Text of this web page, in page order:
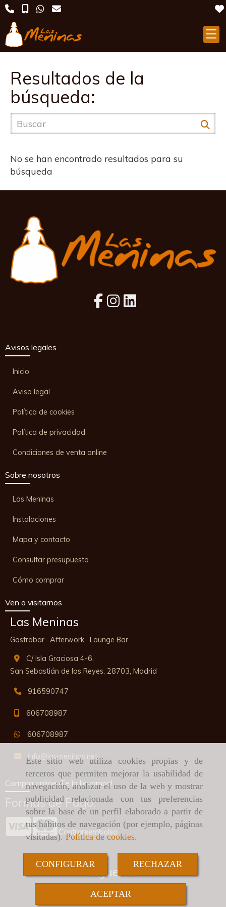
Este sitio web utiliza cookies propias y de
terceros que permiten mejorar la usabilidad de
navegación, analizar el uso de la web y mostrar
publicidad relacionada con tus preferencias
sobre la base de un perfil elaborado a partir de
tus hábitos de navegación (por ejemplo, páginas
visitadas).Política de cookies.
CONFIGURAR RECHAZAR
ACEPTAR
Resultados de la
búsqueda:
No se han encontrado resultados para su
búsqueda
Avisos legales
Inicio
Aviso legal
Política de cookies
Política de privacidad
Condiciones de venta online
Sobre nosotros
Las Meninas
Instalaciones
Mapa y contacto
Consultar presupuesto
Cómo comprar
Ven a visitarnos
Las Meninas
Gastrobar · Afterwork · Lounge Bar
C/ Isla Graciosa 4-6,
San Sebastián de los Reyes, 28703, Madrid
916590747
606708987
606708987
info lasmeninas.net
Compra online ¡Te lo llevamos!
Formas de Pago:
Contrareembolso
Síguenos